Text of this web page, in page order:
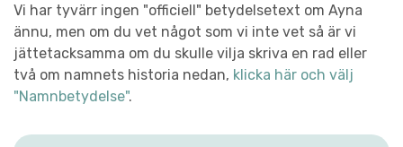
Vi har tyvärr ingen "officiell" betydelsetext om Ayna
ännu, men om du vet något som vi inte vet så är vi
jättetacksamma om du skulle vilja skriva en rad eller
två om namnets historia nedan, klicka här och välj
"Namnbetydelse".